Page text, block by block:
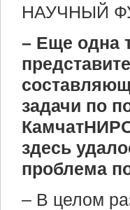
НАУЧНЫЙ
– Еще одна
задачи по
здесь
проблема
– В целом